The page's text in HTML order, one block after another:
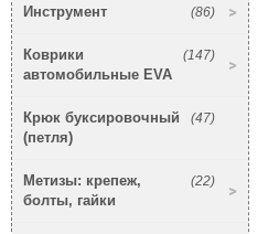
(86)
Инструмент
(147)
Коврики
автомобильные EVA
(47)
Крюк буксировочный
(петля)
(22)
Метизы: крепеж,
болты, гайки